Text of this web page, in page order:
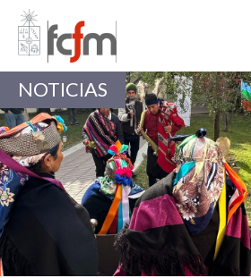
Estudiantes
Académicas/os
NOTICIAS